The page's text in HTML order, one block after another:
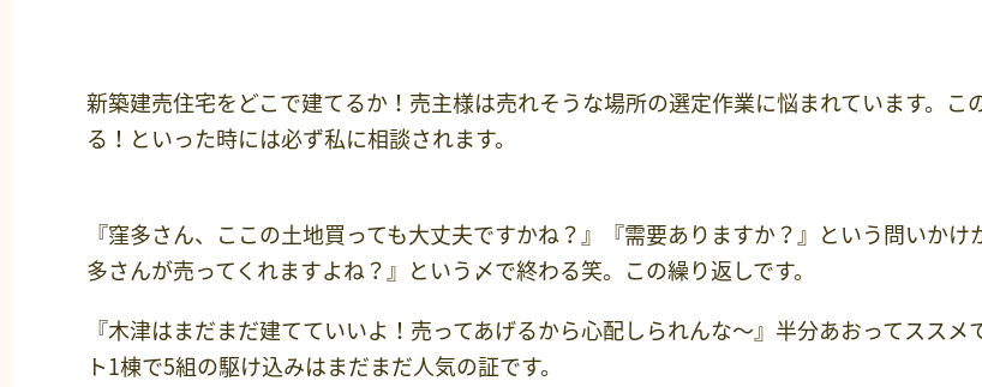
新築建売住宅をどこで建てるか！売主様は売れそうな場所の選定作業に悩まれています。こ
る！といった時には必ず私に相談されます。
『窪多さん、ここの土地買っても大丈夫ですかね？』『需要ありますか？』という問いかけ
多さんが売ってくれますよね？』という〆で終わる笑。この繰り返しです。
『木津はまだまだ建てていいよ！売ってあげるから心配しられんな～』半分あおってススメ
ト1棟で5組の駆け込みはまだまだ人気の証です。